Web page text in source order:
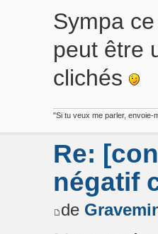
Sympa
peut être
clichés
"Si tu veux me parler, envoie-
Re:
négatif
de